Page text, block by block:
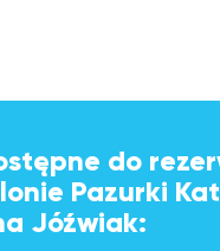
do
Pazurki
Jóźwiak: